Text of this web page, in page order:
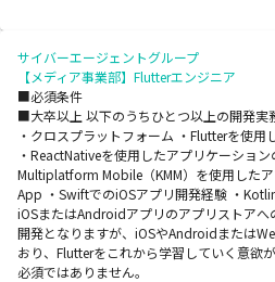
サイバーエージェントグループ
【メディア事業部】Flutterエンジニア
■必須条件
■大卒以上 以下のうちひとつ以上の開発実
・クロスプラットフォーム ・Flutterを使
・ReactNativeを使用したアプリケーショ
Multiplatform Mobile（KMM）を使用した
App ・SwiftでのiOSアプリ開発経験 ・
iOSまたはAndroidアプリのアプリストア
開発となりますが、iOSやAndroidまたは
おり、Flutterをこれから学習していく意欲
必須ではありません。